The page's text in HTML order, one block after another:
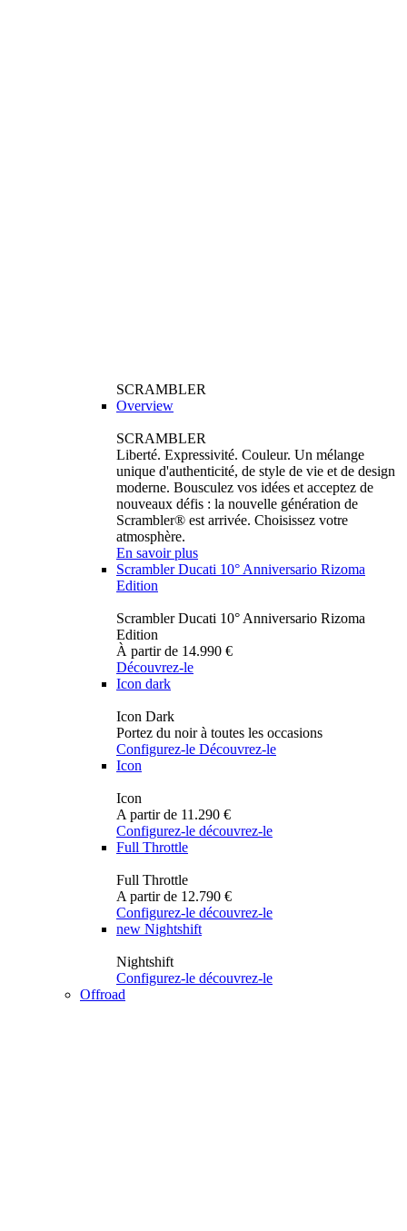
SCRAMBLER
Overview
SCRAMBLER
Liberté. Expressivité. Couleur. Un mélange
unique d'authenticité, de style de vie et de design
moderne. Bousculez vos idées et acceptez de
nouveaux défis : la nouvelle génération de
Scrambler® est arrivée. Choisissez votre
atmosphère.
En savoir plus
Scrambler Ducati 10° Anniversario Rizoma
Edition
Scrambler Ducati 10° Anniversario Rizoma
Edition
À partir de 14.990 €
Découvrez-le
Icon dark
Icon Dark
Portez du noir à toutes les occasions
Configurez-le Découvrez-le
Icon
Icon
A partir de 11.290 €
Configurez-le découvrez-le
Full Throttle
Full Throttle
A partir de 12.790 €
Configurez-le découvrez-le
new Nightshift
Nightshift
Configurez-le découvrez-le
Offroad